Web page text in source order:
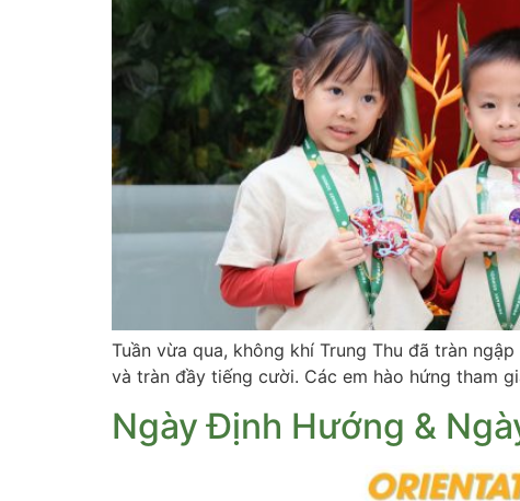
Tuần vừa qua, không khí Trung Thu đã tràn
và tràn đầy tiếng cười. Các em hào hứng tham
Ngày Định Hướng &